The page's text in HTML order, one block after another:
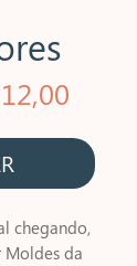
chegando,
da